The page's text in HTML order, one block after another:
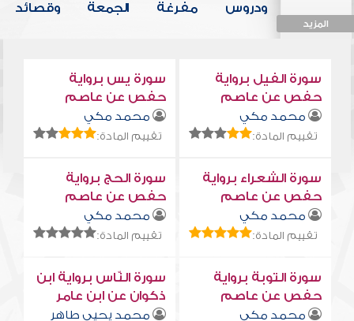
المزيد
ودروس
مفرغة
الجمعة
وقصائد
سورة الفيل برواية
حفص عن عاصم
محمد مكي
تقييم المادة:
سورة يس برواية
حفص عن عاصم
محمد مكي
تقييم المادة:
سورة الشعراء برواية
حفص عن عاصم
محمد مكي
تقييم المادة:
سورة الحج برواية
حفص عن عاصم
محمد مكي
تقييم المادة:
سورة التوبة برواية
حفص عن عاصم
محمد مكي
سورة النّاس برواية ابن
ذكوان عن ابن عامر
محمد يحيى طاهر